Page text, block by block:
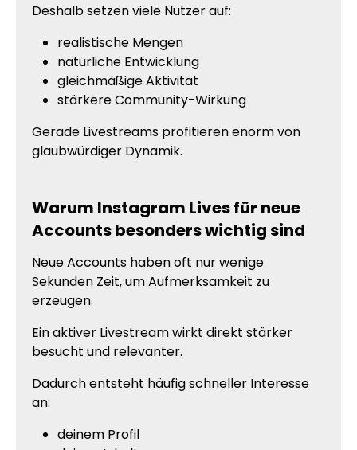
Deshalb setzen viele Nutzer auf:
realistische Mengen
natürliche Entwicklung
gleichmäßige Aktivität
stärkere Community-Wirkung
Gerade Livestreams profitieren enorm von
glaubwürdiger Dynamik.
Warum Instagram Lives für neue
Accounts besonders wichtig sind
Neue Accounts haben oft nur wenige
Sekunden Zeit, um Aufmerksamkeit zu
erzeugen.
Ein aktiver Livestream wirkt direkt stärker
besucht und relevanter.
Dadurch entsteht häufig schneller Interesse
an:
deinem Profil